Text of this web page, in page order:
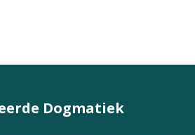
Dogmatiek